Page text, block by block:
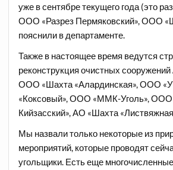
уже в сентябре текущего года (это
ООО «Разрез Пермяковский», ООО
пояснили в департаменте.
Также в настоящее время ведутся
реконструкция очистных
ООО «Шахта «Алардинская», ООО
«Коксовый», ООО «ММК-Уголь», ООО
Кийзасский», АО «Шахта
Мы назвали только некоторые из
мероприятий, которые проводят
угольщики. Есть еще